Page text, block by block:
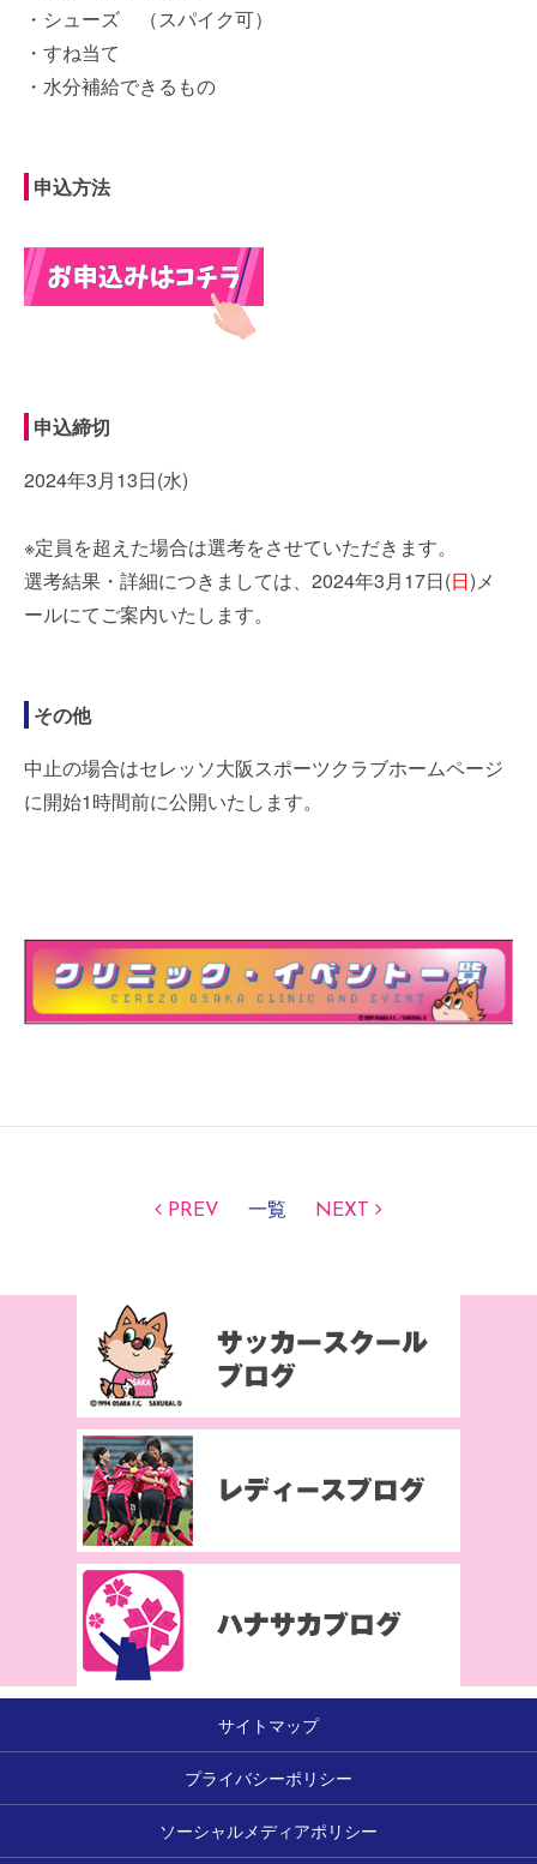
・シューズ （スパイク可）
・すね当て
・水分補給できるもの
申込方法
申込締切
2024年3月13日(水)
※定員を超えた場合は選考をさせていただきます。
選考結果・詳細につきましては、2024年3月17日(日)メ
ールにてご案内いたします。
その他
中止の場合はセレッソ大阪スポーツクラブホームページ
に開始1時間前に公開いたします。
PREV 一覧 NEXT
サイトマップ
プライバシーポリシー
ソーシャルメディアポリシー